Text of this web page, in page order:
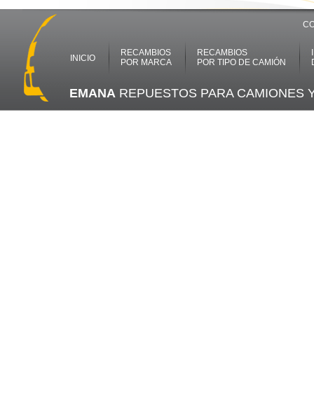
INICIO
RECAMBIOS
POR MARCA
RECAMBIOS
POR TIPO DE CAMIÓN
EMANA REPUESTOS PARA CAMIONES